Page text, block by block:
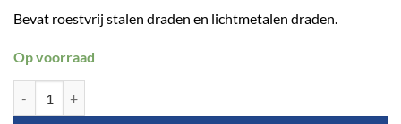
Bevat roestvrij stalen draden en lichtmetalen draden.
Op voorraad